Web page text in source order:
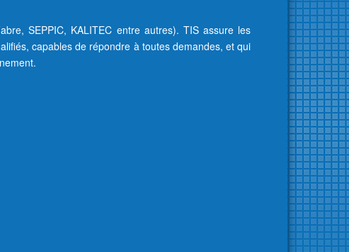
SEPPIC, KALITEC entre autres). TIS assure les
capables de répondre à toutes demandes, et qui